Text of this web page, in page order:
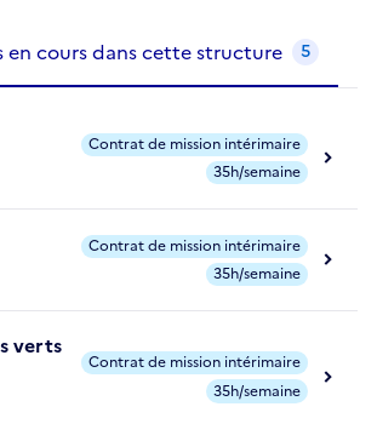
en cours dans cette structure 5
Contrat de mission intérimaire
35h/semaine
Contrat de mission intérimaire
35h/semaine
verts
Contrat de mission intérimaire
35h/semaine